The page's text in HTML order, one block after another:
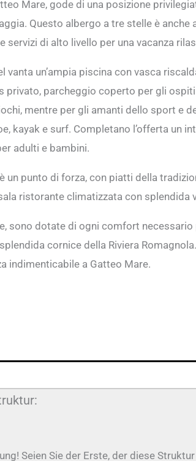
Mare, gode di una posizione
Questo albergo a tre stelle è anche
servizi di alto livello per una vacanza
vanta un’ampia piscina con vasca
privato, parcheggio coperto per gli
mentre per gli amanti dello sport e
kayak e surf. Completano l’offerta un
adulti e bambini.
un punto di forza, con piatti della
ristorante climatizzata con splendida
sono dotate di ogni comfort
cornice della Riviera
indimenticabile a Gatteo Mare.
Seien Sie der Erste, der diese